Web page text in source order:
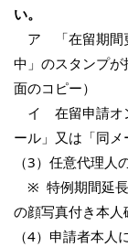
い。
ア 「在留期間
中」のスタンプ
面のコピー）
イ 在留申請オ
ール」又は「同メ
（3）任意代理人
※ 特例期間延長
の顔写真付き本
（4）申請者本人